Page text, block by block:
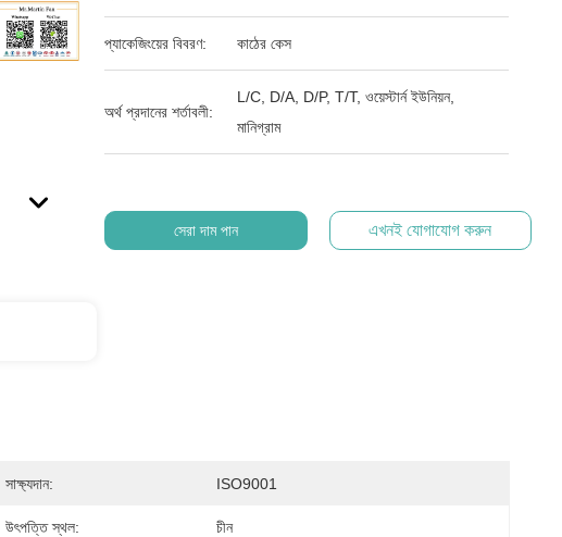
প্যাকেজিংয়ের বিবরণ: কাঠের কেস
অর্থ প্রদানের শর্তাবলী:
L/C, D/A, D/P, T/T, ওয়েস্টার্ন ইউনিয়ন,
মানিগ্রাম
সেরা দাম পান এখনই যোগাযোগ করুন
সাক্ষ্যদান: ISO9001
উৎপত্তি স্থল: চীন